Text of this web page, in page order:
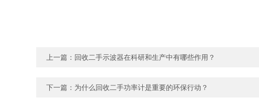
上一篇： 回收二手示波器在科研和生产中有哪些作用？
下一篇： 为什么回收二手功率计是重要的环保行动？